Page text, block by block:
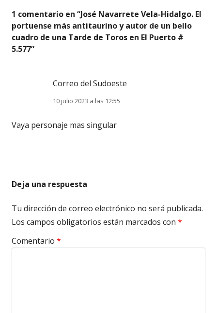
1 comentario en “José Navarrete Vela-Hidalgo. El
portuense más antitaurino y autor de un bello
cuadro de una Tarde de Toros en El Puerto #
5.577”
Correo del Sudoeste
10 julio 2023 a las 12:55
Vaya personaje mas singular
Deja una respuesta
Tu dirección de correo electrónico no será publicada.
Los campos obligatorios están marcados con *
Comentario *